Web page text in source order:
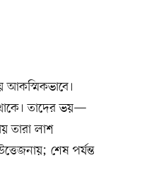
আকস্মিকভাবে।
তাদের ভয়—
তারা লাশ
শেষ পর্যন্ত